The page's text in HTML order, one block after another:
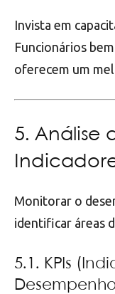
Invista em
Funcionários
oferecem um
5. Análise
Monitorar o
identificar áreas
5.1. KPIs